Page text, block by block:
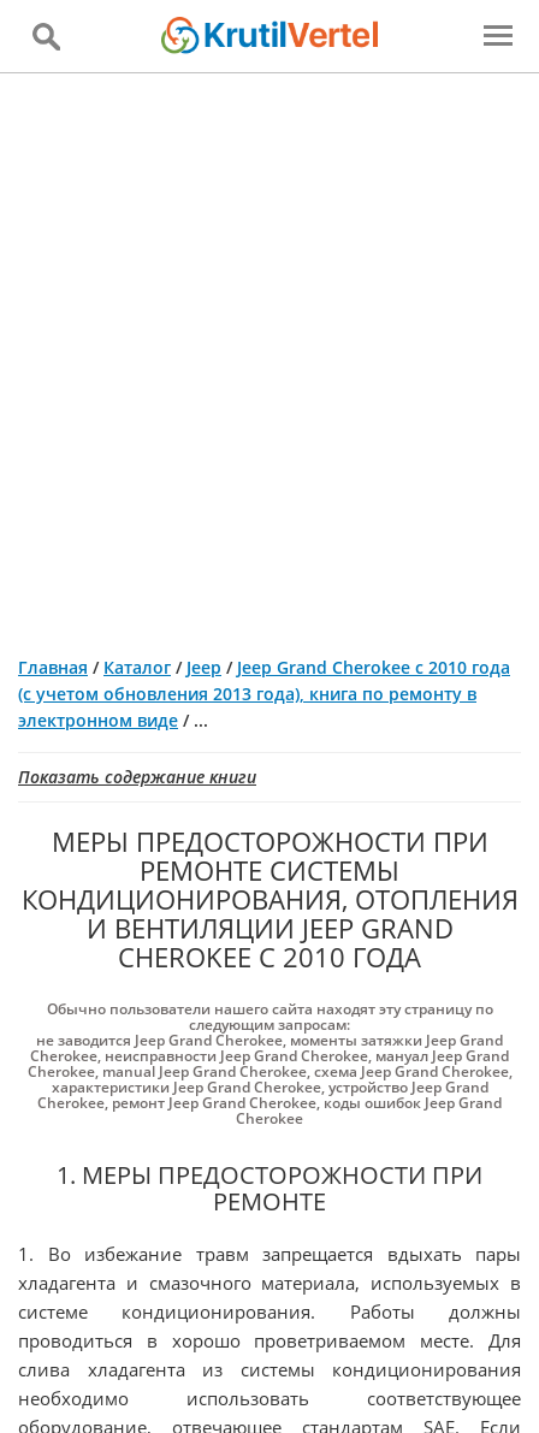
Главная / Каталог / Jeep / Jeep Grand Cherokee с 2010 года
(с учетом обновления 2013 года), книга по ремонту в
электронном виде / ...
Показать содержание книги
МЕРЫ ПРЕДОСТОРОЖНОСТИ ПРИ
РЕМОНТЕ СИСТЕМЫ
КОНДИЦИОНИРОВАНИЯ, ОТОПЛЕНИЯ
И ВЕНТИЛЯЦИИ JEEP GRAND
CHEROKEE С 2010 ГОДА
Обычно пользователи нашего сайта находят эту страницу по
следующим запросам:
не заводится Jeep Grand Cherokee, моменты затяжки Jeep Grand
Cherokee, неисправности Jeep Grand Cherokee, мануал Jeep Grand
Cherokee, manual Jeep Grand Cherokee,схема Jeep Grand Cherokee,
характеристики Jeep Grand Cherokee,устройство Jeep Grand
Cherokee,ремонт Jeep Grand Cherokee, коды ошибок Jeep Grand
Cherokee
1. МЕРЫ ПРЕДОСТОРОЖНОСТИ ПРИ
РЕМОНТЕ
1. Во избежание травм запрещается вдыхать пары
хладагента и смазочного материала, используемых в
системе кондиционирования. Работы должны
проводиться в хорошо проветриваемом месте. Для
слива хладагента из системы кондиционирования
необходимо использовать соответствующее
оборудование, отвечающее стандартам SAE. Если